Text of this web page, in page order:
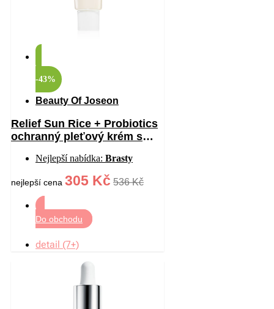
-43%
Beauty Of Joseon
Relief Sun Rice + Probiotics
ochranný pleťový krém s
Nejlepší nabídka: Brasty
nejlepší cena 305 Kč 536 Kč
Do obchodu
detail (7+)